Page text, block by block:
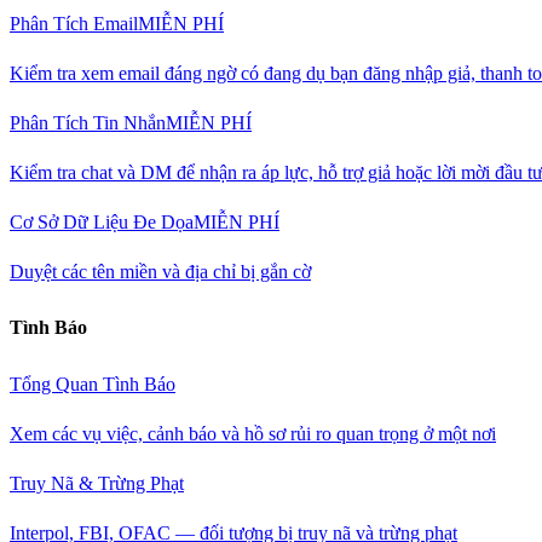
Phân Tích EmailMIỄN PHÍ
Kiểm tra xem email đáng ngờ có đang dụ bạn đăng nhập giả, thanh
Phân Tích Tin NhắnMIỄN PHÍ
Kiểm tra chat và DM để nhận ra áp lực, hỗ trợ giả hoặc lời mời đầu tư
Cơ Sở Dữ Liệu Đe DọaMIỄN PHÍ
Duyệt các tên miền và địa chỉ bị gắn cờ
Tình Báo
Tổng Quan Tình Báo
Xem các vụ việc, cảnh báo và hồ sơ rủi ro quan trọng ở một nơi
Truy Nã & Trừng Phạt
Interpol, FBI, OFAC — đối tượng bị truy nã và trừng phạt